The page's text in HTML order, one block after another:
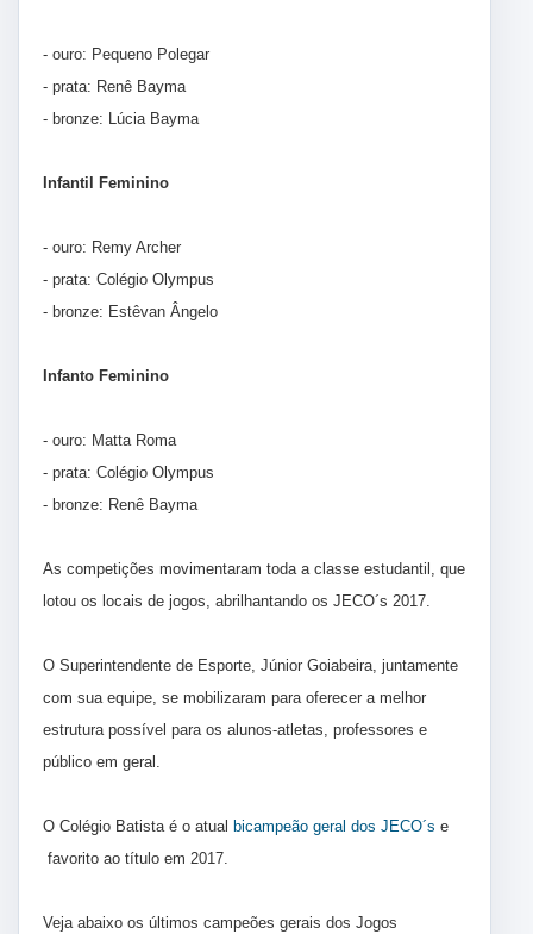
- ouro: Pequeno Polegar
- prata: Renê Bayma
- bronze: Lúcia Bayma
Infantil Feminino
- ouro: Remy Archer
- prata: Colégio Olympus
- bronze: Estêvan Ângelo
Infanto Feminino
- ouro: Matta Roma
- prata: Colégio Olympus
- bronze: Renê Bayma
As competições movimentaram toda a classe estudantil, que
lotou os locais de jogos, abrilhantando os JECO´s 2017.
O Superintendente de Esporte, Júnior Goiabeira, juntamente
com sua equipe, se mobilizaram para oferecer a melhor
estrutura possível para os alunos-atletas, professores e
público em geral.
O Colégio Batista é o atual bicampeão geral dos JECO´s e
favorito ao título em 2017.
Veja abaixo os últimos campeões gerais dos Jogos